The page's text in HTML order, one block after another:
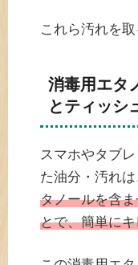
これら汚れを
消毒用エタ
とティッシ
スマホやタブ
た油分・汚れは
タノールを含
とで、簡単に